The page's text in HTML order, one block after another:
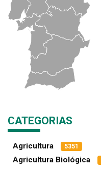
CATEGORIAS
Agricultura 5351
Agricultura Biológica